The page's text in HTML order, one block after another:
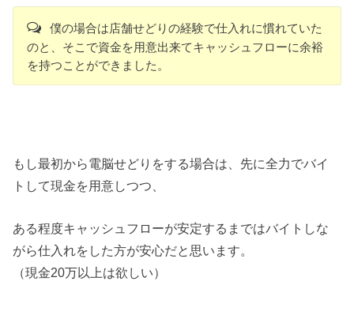
僕の場合は店舗せどりの経験で仕入れに慣れていた
のと、そこで資金を用意出来てキャッシュフローに余裕
を持つことができました。
もし最初から電脳せどりをする場合は、先に全力でバイ
トして現金を用意しつつ、
ある程度キャッシュフローが安定するまではバイトしな
がら仕入れをした方が安心だと思います。
（現金20万以上は欲しい）